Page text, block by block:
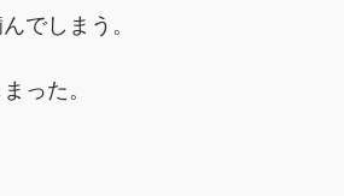
でしまう。
った。